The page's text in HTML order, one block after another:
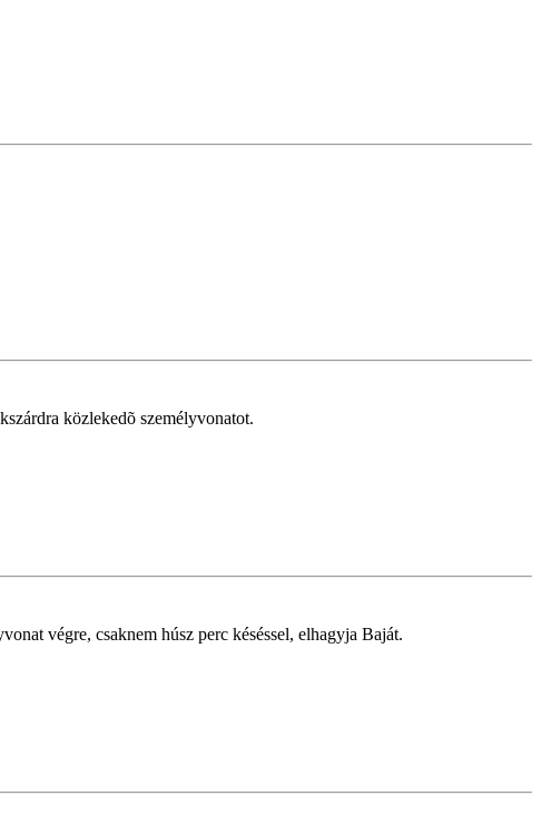
közlekedõ személyvonatot.
végre, csaknem húsz perc késéssel, elhagyja Baját.